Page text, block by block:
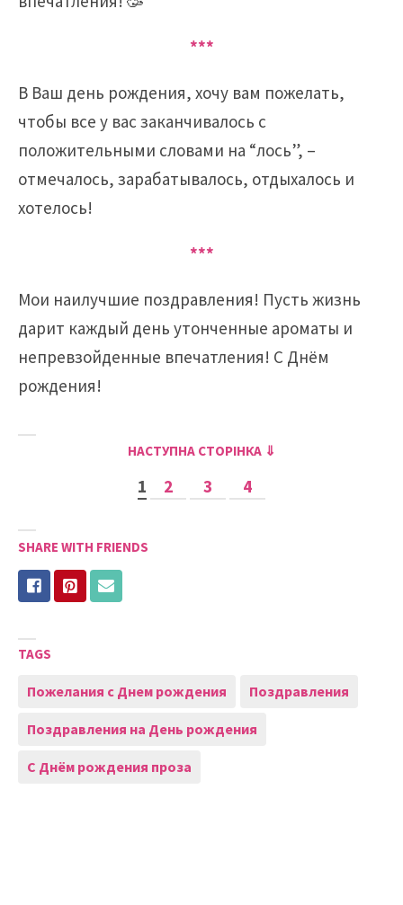
***
В Ваш день рождения, хочу вам пожелать,
чтобы все у вас заканчивалось с
положительными словами на “лось”, –
отмечалось, зарабатывалось, отдыхалось и
хотелось!
***
Мои наилучшие поздравления! Пусть жизнь
дарит каждый день утонченные ароматы и
непревзойденные впечатления! С Днём
рождения!
НАСТУПНА СТОРІНКА ⇓
1 2 3 4
SHARE WITH FRIENDS
TAGS
Пожелания с Днем рождения Поздравления
Поздравления на День рождения
С Днём рождения проза